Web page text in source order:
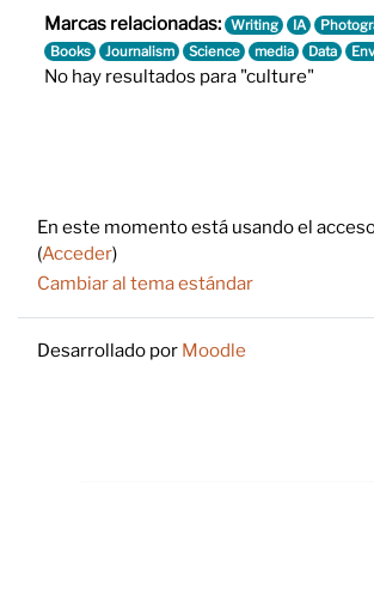
Marcas relacionadas: Writing IA
Books
Journalism Science media Data
No hay resultados para "culture"
En este momento está usando el
(Acceder)
Cambiar al tema estándar
Desarrollado por Moodle